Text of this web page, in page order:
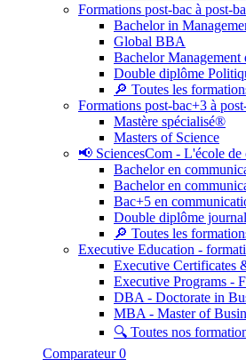
Formations post-bac à post-
Bachelor in
Global BBA
Bachelor Management
Double diplôme
🔎 Toutes les
Formations post-bac+3 à
Mastère spécialisé®
Masters of Science
📢 SciencesCom - L'école
Bachelor en
Bachelor en
Bac+5 en
Double diplôme
🔎 Toutes les
Executive Education -
Executive Certificates
Executive Programs -
DBA - Doctorate in
MBA - Master of
🔍 Toutes nos
Comparateur 0